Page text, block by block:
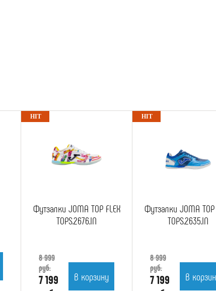
Футзалки JOMA TOP FLEX
TOPS.2676.IN
8 999
руб.
7 199
В корзину
Футзалки JOMA TOP
TOPS.2635.IN
8 999
руб.
7 199
В